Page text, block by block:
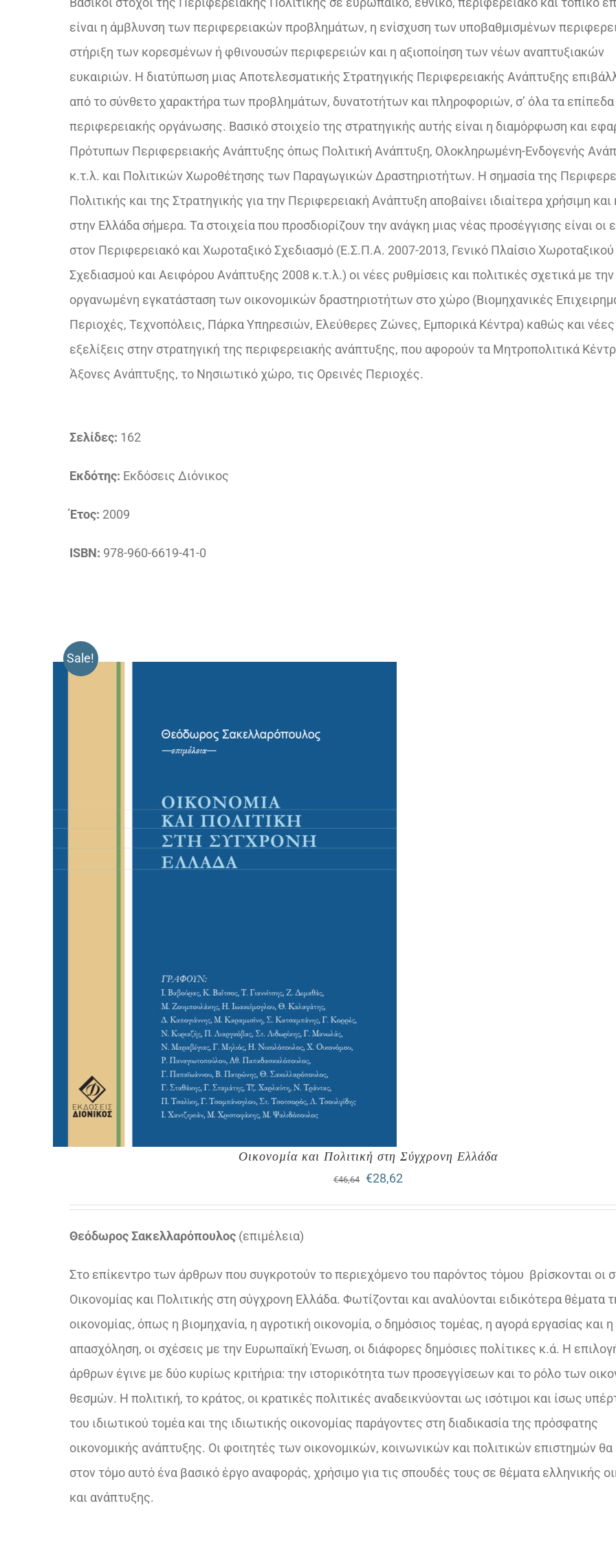
€10,60.
είναι η άμβλυνση των περιφερειακών προβλημάτων, η ενίσχυση των υποβαθμισμένων
στήριξη των κορεσμένων ή φθινουσών περιφερειών και η αξιοποίηση των νέων αναπτυξιακών
ευκαιριών. Η διατύπωση μιας Αποτελεσματικής Στρατηγικής Περιφερειακής Ανάπτυξης
από το σύνθετο χαρακτήρα των προβλημάτων, δυνατοτήτων και πληροφοριών, σ’ όλα τα επίπεδα
περιφερειακής οργάνωσης. Βασικό στοιχείο της στρατηγικής αυτής είναι η διαμόρφωση και
Πρότυπων Περιφερειακής Ανάπτυξης όπως Πολιτική Ανάπτυξη, Ολοκληρωμένη-Ενδογενής
κ.τ.λ. και Πολιτικών Χωροθέτησης των Παραγωγικών Δραστηριοτήτων. Η σημασία της
Πολιτικής και της Στρατηγικής για την Περιφερειακή Ανάπτυξη αποβαίνει ιδιαίτερα χρήσιμη και
στην Ελλάδα σήμερα. Τα στοιχεία που προσδιορίζουν την ανάγκη μιας νέας προσέγγισης είναι οι
στον Περιφερειακό και Χωροταξικό Σχεδιασμό (Ε.Σ.Π.Α. 2007-2013, Γενικό Πλαίσιο Χωροταξικού
Σχεδιασμού και Αειφόρου Ανάπτυξης 2008 κ.τ.λ.) οι νέες ρυθμίσεις και πολιτικές σχετικά με την
οργανωμένη εγκατάσταση των οικονομικών δραστηριοτήτων στο χώρο (Βιομηχανικές
Περιοχές, Τεχνοπόλεις, Πάρκα Υπηρεσιών, Ελεύθερες Ζώνες, Εμπορικά Κέντρα) καθώς και νέες
εξελίξεις στην στρατηγική της περιφερειακής ανάπτυξης, που αφορούν τα Μητροπολιτικά
Άξονες Ανάπτυξης, το Νησιωτικό χώρο, τις Ορεινές Περιοχές.
Σελίδες: 162
Εκδότης: Εκδόσεις Διόνικος
Έτος: 2009
ISBN: 978-960-6619-41-0
Sale!
Οικονοµία και Πολιτική στη Σύγχρονη Ελλάδα
€46,64
Original
price
€28,62Η
τρέχουσα
€28,62.
Θεόδωρος Σακελλαρόπουλος (επιµέλεια)
Στο επίκεντρο των άρθρων που συγκροτούν το περιεχόμενο του παρόντος τόμου βρίσκονται οι
Οικονομίας και Πολιτικής στη σύγχρονη Ελλάδα. Φωτίζονται και αναλύονται ειδικότερα θέματα
οικονομίας, όπως η βιομηχανία, η αγροτική οικονομία, ο δημόσιος τομέας, η αγορά εργασίας και η
απασχόληση, οι σχέσεις με την Ευρωπαϊκή Ένωση, οι διάφορες δημόσιες πολίτικες κ.ά. Η
άρθρων έγινε με δύο κυρίως κριτήρια: την ιστορικότητα των προσεγγίσεων και το ρόλο των
θεσμών. Η πολιτική, το κράτος, οι κρατικές πολιτικές αναδεικνύονται ως ισότιμοι και ίσως
του ιδιωτικού τομέα και της ιδιωτικής οικονομίας παράγοντες στη διαδικασία της πρόσφατης
οικονομικής ανάπτυξης. Οι φοιτητές των οικονομικών, κοινωνικών και πολιτικών επιστημών
στον τόμο αυτό ένα βασικό έργο αναφοράς, χρήσιμο για τις σπουδές τους σε θέματα ελληνικής
και ανάπτυξης.